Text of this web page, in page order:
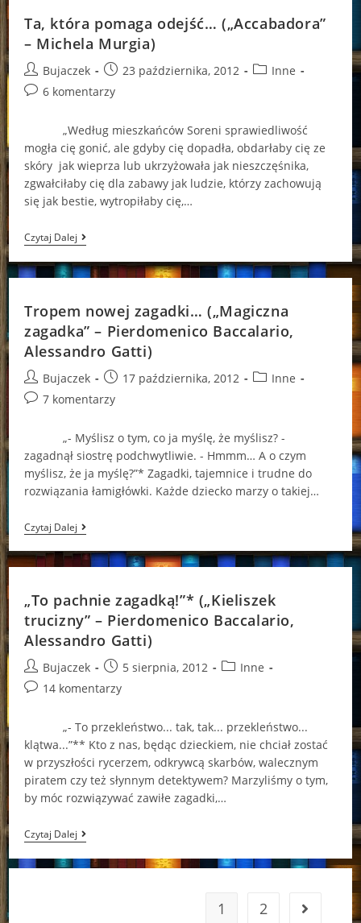
Fabio
Volo)
Ta, która pomaga odejść… („Accabadora”
– Michela Murgia)
Post
author:
Bujaczek
Post
published:
23 października, 2012
PostInne
Post6 komentarzy
„Według mieszkańców Soreni sprawiedliwość
mogła cię gonić, ale gdyby cię dopadła, obdarłaby cię ze
skóry jak wieprza lub ukrzyżowała jak nieszczęśnika,
zgwałciłaby cię dla zabawy jak ludzie, którzy zachowują
się jak bestie, wytropiłaby cię,…
Czytaj DalejTa,
Która
Pomaga
Odejść…
Michela
Murgia)
Tropem nowej zagadki… („Magiczna
zagadka” – Pierdomenico Baccalario,
Alessandro Gatti)
Post
author:
Bujaczek
Post
published:
17 października, 2012
PostInne
Post7 komentarzy
„- Myślisz o tym, co ja myślę, że myślisz? -
zagadnął siostrę podchwytliwie. - Hmmm… A o czym
myślisz, że ja myślę?”* Zagadki, tajemnice i trudne do
rozwiązania łamigłówki. Każde dziecko marzy o takiej…
Czytaj DalejTropem
Nowej
Zagadki…
(„Magiczna
–
Pierdomenico
Baccalario,
Alessandro
Gatti)
„To pachnie zagadką!”* („Kieliszek
trucizny” – Pierdomenico Baccalario,
Alessandro Gatti)
Post
author:
Bujaczek
Post
published:
5 sierpnia, 2012
PostInne
Post14 komentarzy
„- To przekleństwo... tak, tak... przekleństwo...
klątwa...”** Kto z nas, będąc dzieckiem, nie chciał zostać
w przyszłości rycerzem, odkrywcą skarbów, walecznym
piratem czy też słynnym detektywem? Marzyliśmy o tym,
by móc rozwiązywać zawiłe zagadki,…
Czytaj Dalej„To
Pachnie
Zagadką!”*
(„Kieliszek
1 2 Go to the